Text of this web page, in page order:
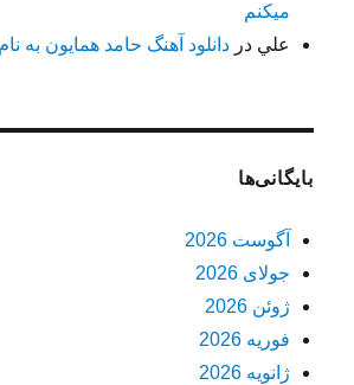
میکنم
علي دردانلود آهنگ حامد همایون به
بایگانی‌ها
آگوست 2026
جولای 2026
ژوئن 2026
فوریه 2026
ژانویه 2026